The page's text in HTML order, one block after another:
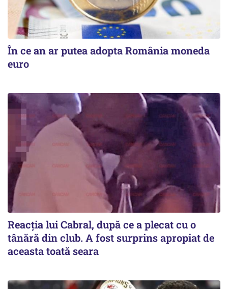
În ce an ar putea adopta România moneda
euro
Reacția lui Cabral, după ce a plecat cu o
tânără din club. A fost surprins apropiat de
aceasta toată seara